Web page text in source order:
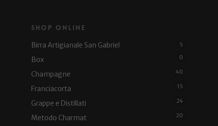
Shop Online
Birra Artigianale San Gabriel
5
Box 0
Champagne 40
Franciacorta 15
Grappe e Distillati 24
Metodo Charmat 20